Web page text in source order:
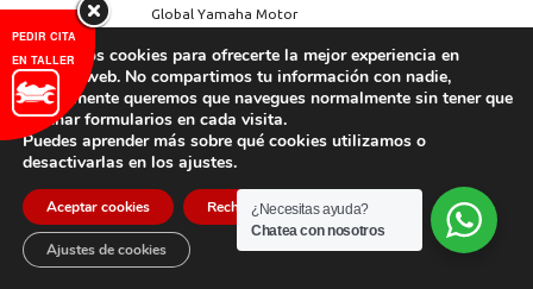
PEDIR CITA
EN TALLER
Utilizamos cookies para ofrecerte la mejor experiencia en
nuestra web. No compartimos tu información con nadie,
simplemente queremos que navegues normalmente sin tener que
rellenar formularios en cada visita.
Puedes aprender más sobre qué cookies utilizamos o
desactivarlas en los ajustes.
Aceptar cookies Rechazar cookies
Ajustes de cookies
¿Necesitas ayuda?
Chatea con nosotros
Global Yamaha Motor
Yamaha Audio